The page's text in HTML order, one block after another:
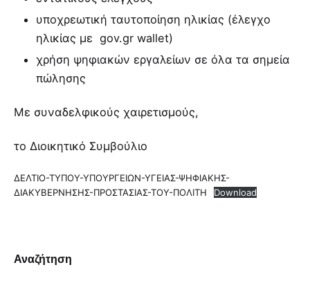
υποχρεωτική ταυτοποίηση ηλικίας (έλεγχο
ηλικίας με gov.gr wallet)
χρήση ψηφιακών εργαλείων σε όλα τα σημεία
πώλησης
Με συναδελφικούς χαιρετισμούς,
το Διοικητικό Συμβούλιο
ΔΕΛΤΙΟ-ΤΥΠΟΥ-ΥΠΟΥΡΓΕΙΩΝ-ΥΓΕΙΑΣ-ΨΗΦΙΑΚΗΣ-
ΔΙΑΚΥΒΕΡΝΗΣΗΣ-ΠΡΟΣΤΑΣΙΑΣ-ΤΟΥ-ΠΟΛΙΤΗ
Download
Αναζήτηση